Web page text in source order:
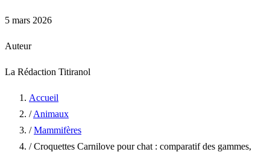
5 mars 2026
Auteur
La Rédaction Titiranol
Accueil
/ Animaux
/ Mammifères
/ Croquettes Carnilove pour chat : comparatif des gammes,